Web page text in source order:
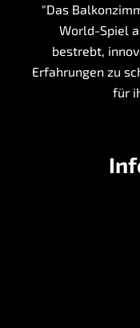
"Das
World-Spiel
bestrebt,
Erfahrungen zu
für